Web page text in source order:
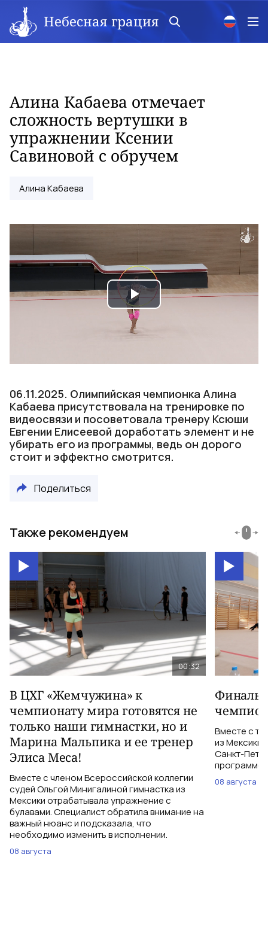
Небесная грация
Алина Кабаева отмечает
сложность вертушки в
упражнении Ксении
Савиновой с обручем
Алина Кабаева
Play
Video
06.11.2025. Олимпийская чемпионка Алина
Кабаева присутствовала на тренировке по
видеосвязи и посоветовала тренеру Ксюши
Евгении Елисеевой доработать элемент и не
убирать его из программы, ведь он дорого
стоит и эффектно смотрится.
Поделиться
Также рекомендуем
00:32
В ЦХГ «Жемчужина» к
чемпионату мира готовятся не
только наши гимнастки, но и
Марина Мальпика и ее тренер
Элиса Меса!
Вместе с членом Всероссийской коллегии
судей Ольгой Минигалиной гимнастка из
Мексики отрабатывала упражнение с
булавами. Специалист обратила внимание на
важный нюанс и подсказала, что
необходимо изменить в исполнении.
08 августа
Вместе с
из Мексики
Санкт-
программе
08 августа